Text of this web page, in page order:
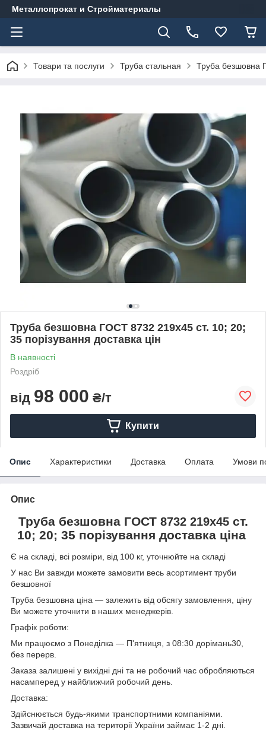
Металлопрокат и Стройматериалы
Товари та послуги Труба стальная Труба безшовна
Труба безшовна ГОСТ 8732 219х45 ст. 10; 20;
35 порізування доставка цін
В наявності
Роздріб
від 98 000 ₴/т
Купити
Опис Характеристики Доставка Оплата Умови
Опис
Труба безшовна ГОСТ 8732 219х45ст.
10; 20; 35 порізування доставка ціна
Є на складі, всі розміри, від 100 кг, уточнюйте на складі
У нас Ви завжди можете замовити весь асортимент труби
безшовної
Труба безшовна ціна — залежить від обсягу замовлення, ціну
Ви можете уточнити в наших менеджерів.
Графік роботи:
Ми працюємо з Понеділка — П'ятниця, з 08:30 дорімань30,
без перерв.
Заказа залишені у вихідні дні та не робочий час обробляються
насамперед у найближчий робочий день.
Доставка:
Здійснюється будь-якими транспортними компаніями.
Зазвичай доставка на території України займає 1-2 дні.